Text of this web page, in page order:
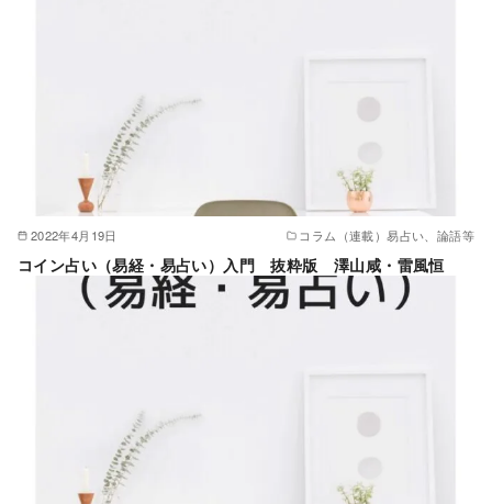
2022年4月19日 コラム（連載）易占い、論語等
コイン占い（易経・易占い）入門 抜粋版 澤山咸・雷風恒